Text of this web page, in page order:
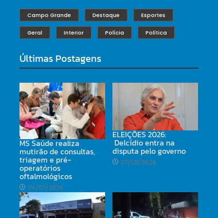
Campo Grande Destaque Esportes
Geral Interior Polícia Política
Últimas Postagens
MS Saúde realiza
mutirão de consultas,
triagem e pré-
operatórios
oftalmológicos
04/07/2024
ELEIÇÕES 2026:
Delcídio entra na
disputa pelo governo
07/08/2026